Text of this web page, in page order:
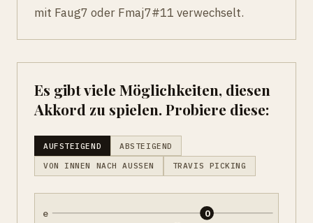
mit Faug7 oder Fmaj7#11 verwechselt.
Es gibt viele Möglichkeiten, diesen
Akkord zu spielen. Probiere diese:
AUFSTEIGEND ABSTEIGEND
VON INNEN NACH AUSSEN TRAVIS PICKING
e
0